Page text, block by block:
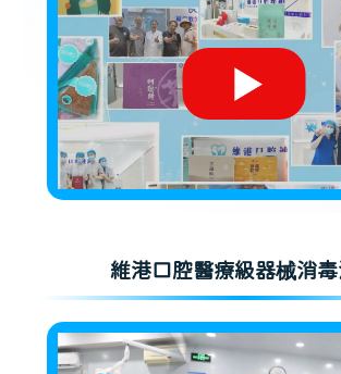
維港口腔醫療級器械消